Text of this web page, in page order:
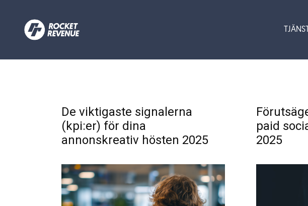
De viktigaste signalerna
(kpi:er) för dina
annonskreativ hösten 2025
paid
2025